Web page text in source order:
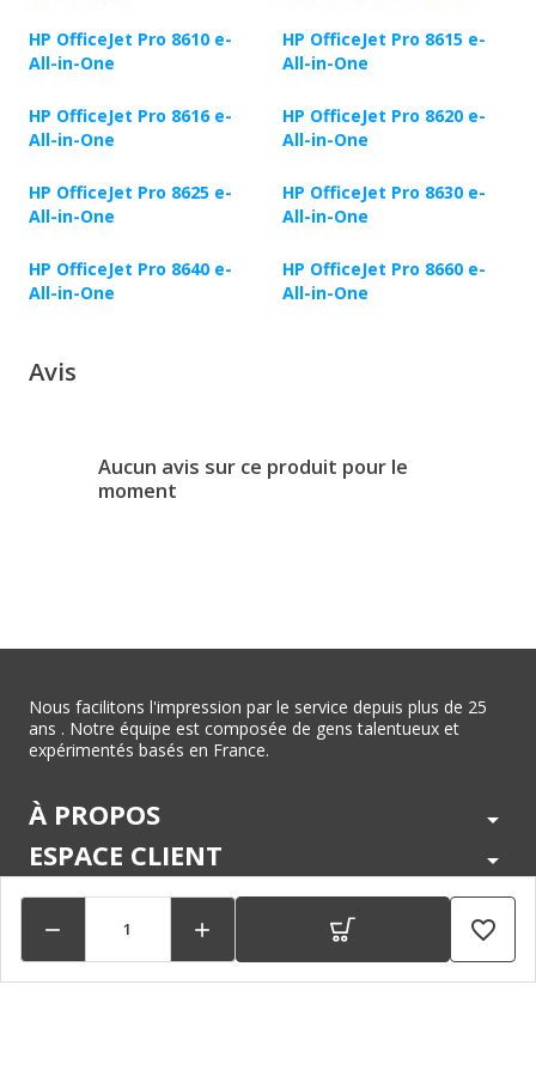
  favorite_border
HP OfficeJet Pro 8610 e-
All-in-One
HP OfficeJet Pro 8615 e-
All-in-One
HP OfficeJet Pro 8616 e-
All-in-One
HP OfficeJet Pro 8620 e-
All-in-One
HP OfficeJet Pro 8625 e-
All-in-One
HP OfficeJet Pro 8630 e-
All-in-One
HP OfficeJet Pro 8640 e-
All-in-One
HP OfficeJet Pro 8660 e-
All-in-One
Avis
Aucun avis sur ce produit pour le
moment
Nous facilitons l'impression par le service depuis plus de 25
ans . Notre équipe est composée de gens talentueux et
expérimentés basés en France.
À PROPOS arrow_drop_down
ESPACE CLIENT arrow_drop_down
CENTRE D'AIDE arrow_drop_down
LÉGAL arrow_drop_down
MARQUES arrow_drop_down